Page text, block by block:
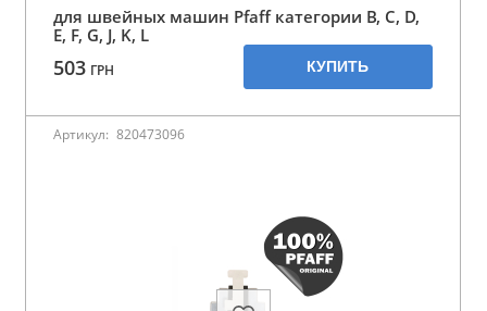
для швейных машин Pfaff категории B, C, D,
E, F, G, J, K, L
503 ГРН КУПИТЬ
Артикул: 820473096